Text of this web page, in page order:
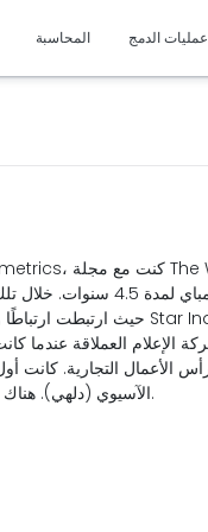
المحاسبة عمليات الدمج
الآسيوي (دلهي). هناك تعلمت كل شيء عن الصحافة - تعقيدات الكتابة وإعداد التقارير، وأهمية تحليل ومقارنة وتباين وربط وفحص أي محتوى قبل نشره أو طرحه للاستهلاك.